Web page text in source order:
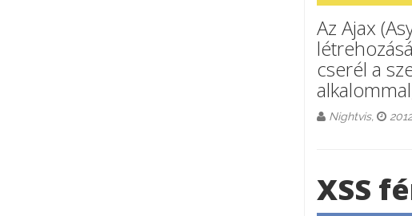
Az Ajax
cserél a
Nightvis,
XSS